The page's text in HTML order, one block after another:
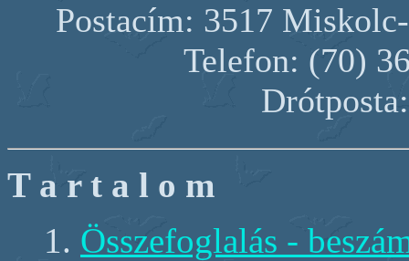
Postacím: 3517
Telefon: (70)
T a r t a l o m
1. Összefoglalás -